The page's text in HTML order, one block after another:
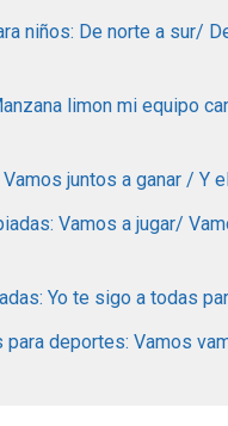
niños: De norte a sur/
limon mi equipo
juntos a ganar / Y
Vamos a jugar/
Yo te sigo a todas
deportes: Vamos